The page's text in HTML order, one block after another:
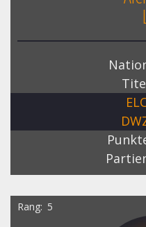
Rang 5